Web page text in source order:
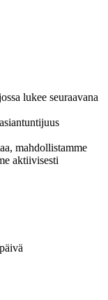
mahdollistamme
aktiivisesti